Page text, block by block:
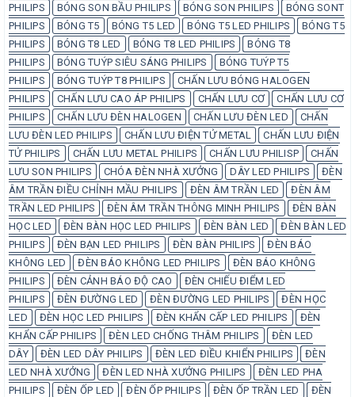
PHILIPS
BÓNG SON BẦU PHILIPS BÓNG SON PHILIPS
BÓNG SONT
PHILIPS
BÓNG T5 BÓNG T5 LED BÓNG T5 LED PHILIPS
BÓNG T5
PHILIPS
BÓNG T8 LED BÓNG T8 LED PHILIPS
BÓNG T8
PHILIPS
BÓNG TUÝP SIÊU SÁNG PHILIPS
BÓNG TUÝP T5
PHILIPS
BÓNG TUÝP T8 PHILIPS
CHẤN LƯU BÓNG HALOGEN
PHILIPS
CHẤN LƯU CAO ÁP PHILIPS CHẤN LƯU CƠ
CHẤN LƯU CƠ
PHILIPS
CHẤN LƯU ĐÈN HALOGEN CHẤN LƯU ĐÈN LED
CHẤN
LƯU ĐÈN LED PHILIPS
CHẤN LƯU ĐIỆN TỬ METAL
CHẤN LƯU ĐIỆN
TỬ PHILIPS
CHẤN LƯU METAL PHILIPS CHẤN LƯU PHILISP
CHẤN
LƯU SON PHILIPS
CHÓA ĐÈN NHÀ XƯỞNG DÂY LED PHILIPS
ĐÈN
ÂM TRẦN ĐIỀU CHỈNH MẦU PHILIPS
ĐÈN ÂM TRẦN LED
ĐÈN ÂM
TRẦN LED PHILIPS
ĐÈN ÂM TRẦN THÔNG MINH PHILIPS
ĐÈN BÀN
HỌC LED
ĐÈN BÀN HỌC LED PHILIPS ĐÈN BÀN LED
ĐÈN BÀN LED
PHILIPS
ĐÈN BẠN LED PHILIPS ĐÈN BÀN PHILIPS
ĐÈN BÁO
KHÔNG LED
ĐÈN BÁO KHÔNG LED PHILIPS
ĐÈN BÁO KHÔNG
PHILIPS
ĐÈN CẢNH BÁO ĐỘ CAO
ĐÈN CHIẾU ĐIỂM LED
PHILIPS
ĐÈN ĐƯỜNG LED ĐÈN ĐƯỜNG LED PHILIPS
ĐÈN HỌC
LED
ĐÈN HỌC LED PHILIPS ĐÈN KHẨN CẤP LED PHILIPS
ĐÈN
KHẨN CẤP PHILIPS
ĐÈN LED CHỐNG THÂM PHILIPS
ĐÈN LED
DÂY
ĐÈN LED DÂY PHILIPS ĐÈN LED ĐIỀU KHIỂN PHILIPS
ĐÈN
LED NHÀ XƯỞNG
ĐÈN LED NHÀ XƯỞNG PHILIPS
ĐÈN LED PHA
PHILIPS
ĐÈN ỐP LED ĐÈN ỐP PHILIPS ĐÈN ỐP TRẦN LED
ĐÈN